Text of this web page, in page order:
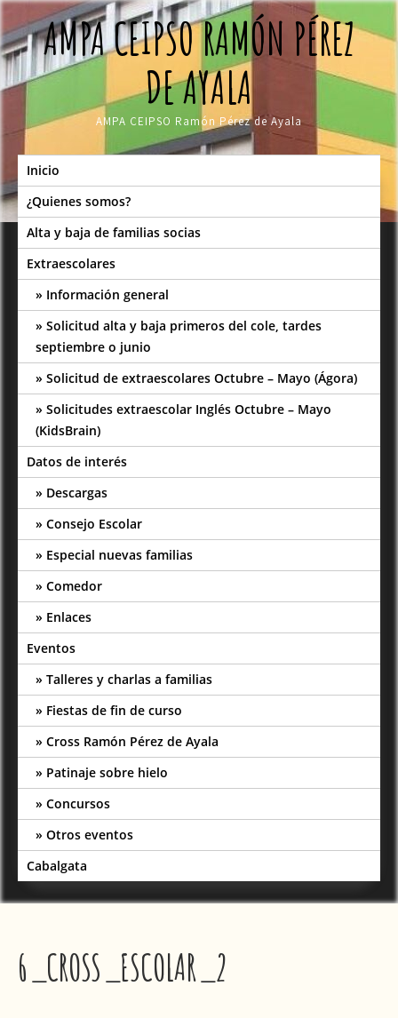
Skip
to
contentAMPA CEIPSO RAMÓN PÉREZ
DE AYALA
AMPA CEIPSO Ramón Pérez de Ayala
Inicio
¿Quienes somos?
Alta y baja de familias socias
Extraescolares
Información general
Solicitud alta y baja primeros del cole, tardes
septiembre o junio
Solicitud de extraescolares Octubre – Mayo (Ágora)
Solicitudes extraescolar Inglés Octubre – Mayo
(KidsBrain)
Datos de interés
Descargas
Consejo Escolar
Especial nuevas familias
Comedor
Enlaces
Eventos
Talleres y charlas a familias
Fiestas de fin de curso
Cross Ramón Pérez de Ayala
Patinaje sobre hielo
Concursos
Otros eventos
Cabalgata
6_CROSS_ESCOLAR_2